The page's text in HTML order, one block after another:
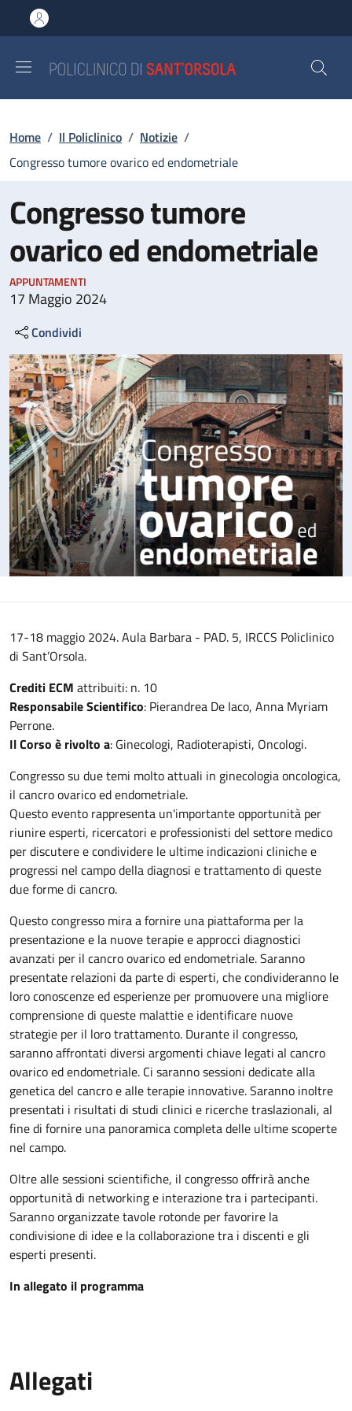
al contenuto principale
to footer content
Briciole di pane
Home / Il Policlinico / Notizie /
Congresso tumore ovarico ed endometriale
Congresso tumore
ovarico ed endometriale
APPUNTAMENTI
17 Maggio 2024
Condividi
17-18 maggio 2024. Aula Barbara - PAD. 5, IRCCS Policlinico
di Sant’Orsola.
Crediti ECM attribuiti: n. 10
Responsabile Scientifico: Pierandrea De Iaco, Anna Myriam
Perrone.
Il Corso è rivolto a: Ginecologi, Radioterapisti, Oncologi.
Congresso su due temi molto attuali in ginecologia oncologica,
il cancro ovarico ed endometriale.
Questo evento rappresenta un'importante opportunità per
riunire esperti, ricercatori e professionisti del settore medico
per discutere e condividere le ultime indicazioni cliniche e
progressi nel campo della diagnosi e trattamento di queste
due forme di cancro.
Questo congresso mira a fornire una piattaforma per la
presentazione e la nuove terapie e approcci diagnostici
avanzati per il cancro ovarico ed endometriale. Saranno
presentate relazioni da parte di esperti, che condivideranno le
loro conoscenze ed esperienze per promuovere una migliore
comprensione di queste malattie e identificare nuove
strategie per il loro trattamento. Durante il congresso,
saranno affrontati diversi argomenti chiave legati al cancro
ovarico ed endometriale. Ci saranno sessioni dedicate alla
genetica del cancro e alle terapie innovative. Saranno inoltre
presentati i risultati di studi clinici e ricerche traslazionali, al
fine di fornire una panoramica completa delle ultime scoperte
nel campo.
Oltre alle sessioni scientifiche, il congresso offrirà anche
opportunità di networking e interazione tra i partecipanti.
Saranno organizzate tavole rotonde per favorire la
condivisione di idee e la collaborazione tra i discenti e gli
esperti presenti.
In allegato il programma
Allegati